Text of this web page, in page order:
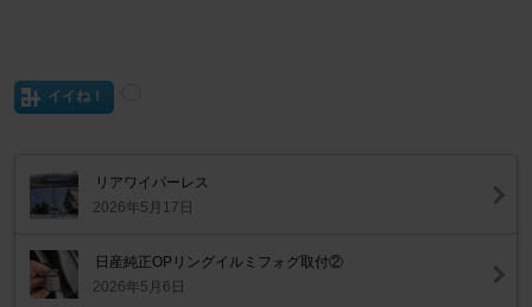
イイね！
リアワイパーレス
2026年5月17日
日産純正OPリングイルミフォグ取付②
2026年5月6日